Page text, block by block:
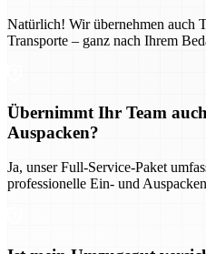
Natürlich! Wir übernehmen auch
Transporte – ganz nach Ihrem
Übernimmt Ihr Team
Auspacken?
Ja, unser Full-Service-Paket
professionelle Ein- und